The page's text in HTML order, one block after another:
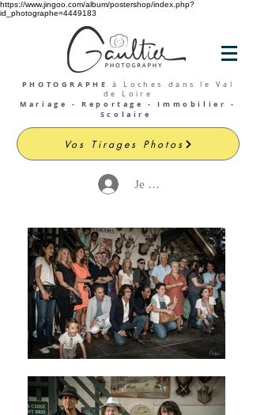
https://www.jingoo.com/album/postershop/index.php?
id_photographe=4449183
PHOTOGRAPHE
à Loches dans le Val
de Loire
Mariage - Reportage - Immobilier -
Scolaire
Vos Tirages Photos
Je me connecte